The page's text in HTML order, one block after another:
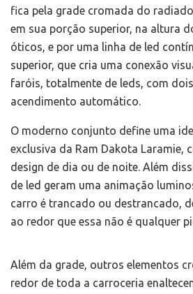
fica pela grade cromada do
em sua porção superior, na altura
óticos, e por uma linha de led
superior, que cria uma conexão
faróis, totalmente de leds, com
acendimento automático.
O moderno conjunto define uma
exclusiva da Ram Dakota Laramie,
design de dia ou de noite. Além
de led geram uma animação
carro é trancado ou destrancado,
ao redor que essa não é qualquer
Além da grade, outros elementos
redor de toda a carroceria